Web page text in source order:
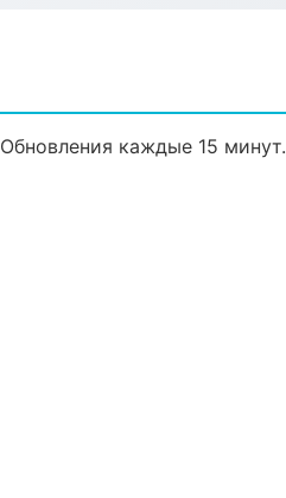
каждые 15 минут.